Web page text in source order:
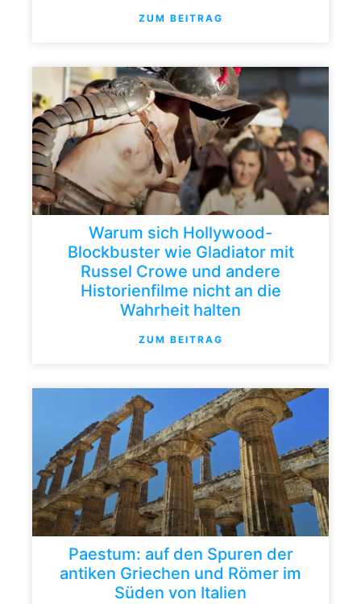
ZUM BEITRAG
Warum sich Hollywood-
Blockbuster wie Gladiator mit
Russel Crowe und andere
Historienfilme nicht an die
Wahrheit halten
ZUM BEITRAG
Paestum: auf den Spuren der
antiken Griechen und Römer im
Süden von Italien